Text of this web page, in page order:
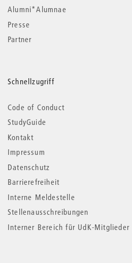
Alumni*Alumnae
Presse
Partner
Schnellzugriff
Code of Conduct
StudyGuide
Kontakt
Impressum
Datenschutz
Barrierefreiheit
Interne Meldestelle
Stellenausschreibungen
Interner Bereich für UdK-Mitglieder